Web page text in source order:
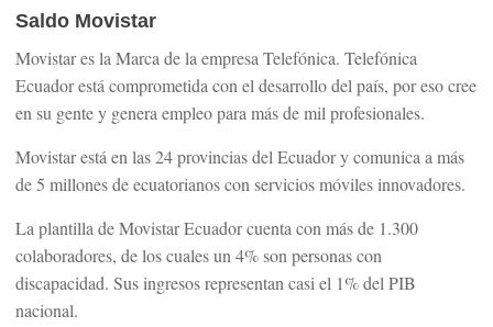
Saldo Movistar
Movistar es la Marca de la empresa Telefónica. Telefónica
Ecuador está comprometida con el desarrollo del país, por eso cree
en su gente y genera empleo para más de mil profesionales.
Movistar está en las 24 provincias del Ecuador y comunica a más
de 5 millones de ecuatorianos con servicios móviles innovadores.
La plantilla de Movistar Ecuador cuenta con más de 1.300
colaboradores, de los cuales un 4% son personas con
discapacidad. Sus ingresos representan casi el 1% del PIB
nacional.